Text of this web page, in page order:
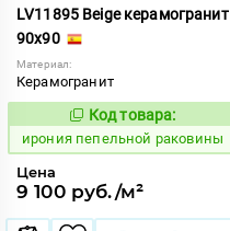
LV11895 Beige керамогранит
90x90
Материал:
Керамогранит
1102578
Код товара:
ирония пепельной раковины
Цена
9 100 руб./м²